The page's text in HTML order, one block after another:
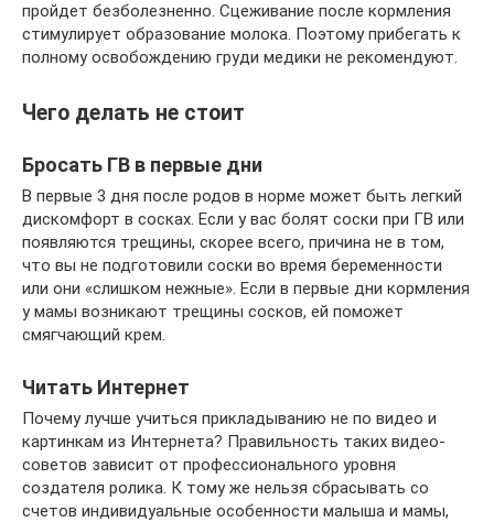
пройдет безболезненно. Сцеживание после кормления
стимулирует образование молока. Поэтому прибегать к
полному освобождению груди медики не рекомендуют.
Чего делать не стоит
Бросать ГВ в первые дни
В первые 3 дня после родов в норме может быть легкий
дискомфорт в сосках. Если у вас болят соски при ГВ или
появляются трещины, скорее всего, причина не в том,
что вы не подготовили соски во время беременности
или они «слишком нежные». Если в первые дни кормления
у мамы возникают трещины сосков, ей поможет
смягчающий крем.
Читать Интернет
Почему лучше учиться прикладыванию не по видео и
картинкам из Интернета? Правильность таких видео-
советов зависит от профессионального уровня
создателя ролика. К тому же нельзя сбрасывать со
счетов индивидуальные особенности малыша и мамы,